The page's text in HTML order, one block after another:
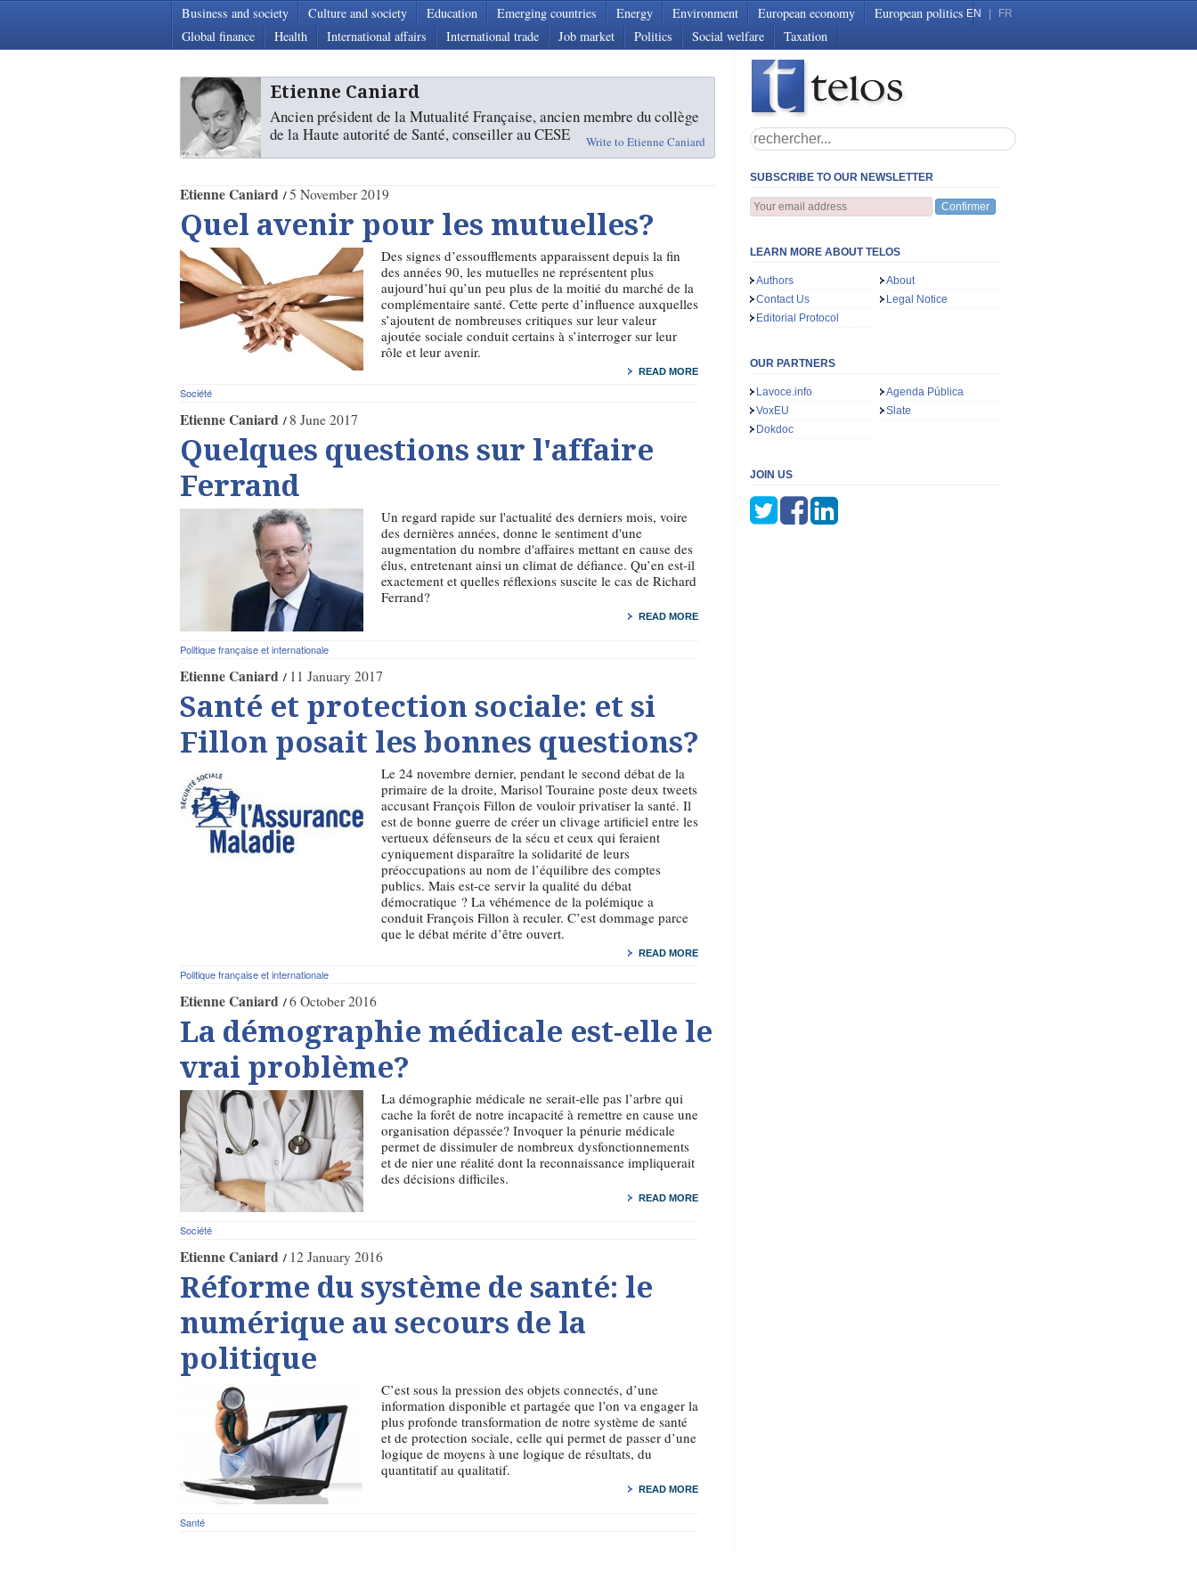
Business and society Culture and society Education Emerging countries Energy Environment European economy
European politics
Global finance
Health International affairs International trade Job market Politics Social welfare Taxation
EN FR
Etienne Caniard
Ancien président de la Mutualité Française, ancien membre du collège
de la Haute autorité de Santé, conseiller au CESE
Write to Etienne Caniard
Etienne Caniard 5 November 2019
Quel avenir pour les mutuelles?
Des signes d’essoufflements apparaissent depuis la fin
des années 90, les mutuelles ne représentent plus
aujourd’hui qu’un peu plus de la moitié du marché de la
complémentaire santé. Cette perte d’influence auxquelles
s’ajoutent de nombreuses critiques sur leur valeur
ajoutée sociale conduit certains à s’interroger sur leur
rôle et leur avenir.
READ MORE
Société
Etienne Caniard 8 June 2017
Quelques questions sur l'affaire
Ferrand
Un regard rapide sur l'actualité des derniers mois, voire
des dernières années, donne le sentiment d'une
augmentation du nombre d'affaires mettant en cause des
élus, entretenant ainsi un climat de défiance. Qu’en est-il
exactement et quelles réflexions suscite le cas de Richard
Ferrand?
READ MORE
Politique française et internationale
Etienne Caniard 11 January 2017
Santé et protection sociale: et si
Fillon posait les bonnes questions?
Le 24 novembre dernier, pendant le second débat de la
primaire de la droite, Marisol Touraine poste deux tweets
accusant François Fillon de vouloir privatiser la santé. Il
est de bonne guerre de créer un clivage artificiel entre les
vertueux défenseurs de la sécu et ceux qui feraient
cyniquement disparaître la solidarité de leurs
préoccupations au nom de l’équilibre des comptes
publics. Mais est-ce servir la qualité du débat
démocratique ? La véhémence de la polémique a
conduit François Fillon à reculer. C’est dommage parce
que le débat mérite d’être ouvert.
READ MORE
Politique française et internationale
Etienne Caniard 6 October 2016
La démographie médicale est-elle le
vrai problème?
La démographie médicale ne serait-elle pas l’arbre qui
cache la forêt de notre incapacité à remettre en cause une
organisation dépassée? Invoquer la pénurie médicale
permet de dissimuler de nombreux dysfonctionnements
et de nier une réalité dont la reconnaissance impliquerait
des décisions difficiles.
READ MORE
Société
Etienne Caniard 12 January 2016
Réforme du système de santé: le
numérique au secours de la
politique
C’est sous la pression des objets connectés, d’une
information disponible et partagée que l’on va engager la
plus profonde transformation de notre système de santé
et de protection sociale, celle qui permet de passer d’une
logique de moyens à une logique de résultats, du
quantitatif au qualitatif.
READ MORE
Santé
SUBSCRIBE TO OUR NEWSLETTER
Confirmer
LEARN MORE ABOUT TELOS
Authors
About
Contact Us
Legal Notice
Editorial Protocol
OUR PARTNERS
Lavoce.info
Agenda Pública
VoxEU
Slate
Dokdoc
JOIN US